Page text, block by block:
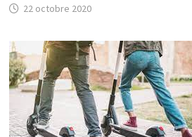
22 octobre 2020